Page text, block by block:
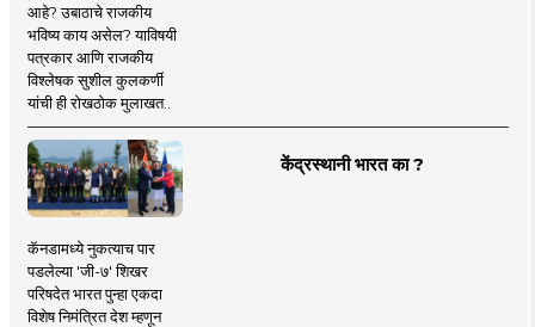
आहे? उबाठाचे राजकीय
भविष्य काय असेल? याविषयी
पत्रकार आणि राजकीय
विश्लेषक सुशील कुलकर्णी
यांची ही रोखठोक मुलाखत..
केंद्रस्थानी भारत का ?
कॅनडामध्ये नुकत्याच पार
पडलेल्या 'जी-७' शिखर
परिषदेत भारत पुन्हा एकदा
विशेष निमंत्रित देश म्हणून